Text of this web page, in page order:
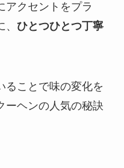
アクセントをプラ
ひとつひとつ丁寧
ることで味の変化を
ーヘンの人気の秘訣